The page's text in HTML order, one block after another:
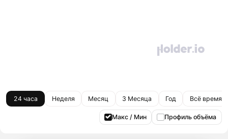
24 часа Неделя Месяц 3 Месяца Год Всё время
Макс / Мин Профиль объёма